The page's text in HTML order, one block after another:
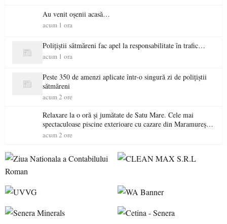
Au venit oșenii acasă…
acum 1 ora
Polițiștii sătmăreni fac apel la responsabilitate în trafic…
acum 1 ora
Peste 350 de amenzi aplicate într-o singură zi de polițiștii
sătmăreni
acum 2 ore
Relaxare la o oră și jumătate de Satu Mare. Cele mai
spectaculoase piscine exterioare cu cazare din Maramureș,
ideale pentru o escapadă de vară
acum 2 ore